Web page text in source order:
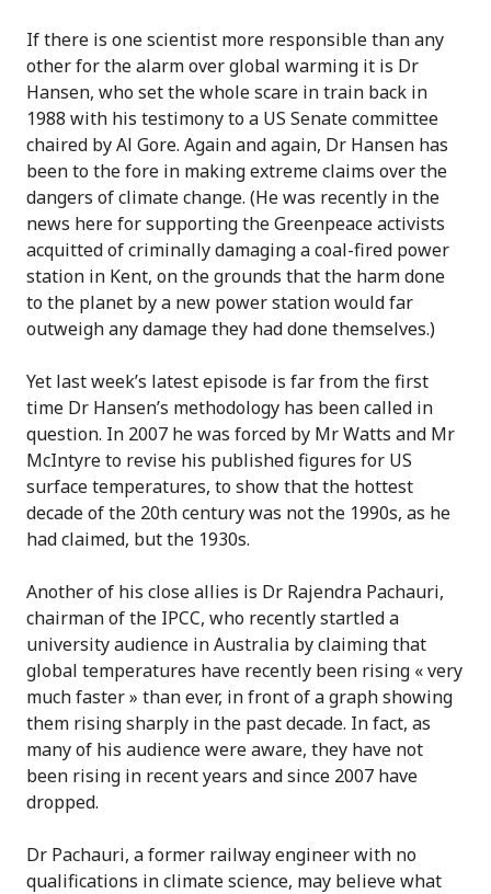
If there is one scientist more responsible than any
other for the alarm over global warming it is Dr
Hansen, who set the whole scare in train back in
1988 with his testimony to a US Senate committee
chaired by Al Gore. Again and again, Dr Hansen has
been to the fore in making extreme claims over the
dangers of climate change. (He was recently in the
news here for supporting the Greenpeace activists
acquitted of criminally damaging a coal-fired power
station in Kent, on the grounds that the harm done
to the planet by a new power station would far
outweigh any damage they had done themselves.)
Yet last week’s latest episode is far from the first
time Dr Hansen’s methodology has been called in
question. In 2007 he was forced by Mr Watts and Mr
McIntyre to revise his published figures for US
surface temperatures, to show that the hottest
decade of the 20th century was not the 1990s, as he
had claimed, but the 1930s.
Another of his close allies is Dr Rajendra Pachauri,
chairman of the IPCC, who recently startled a
university audience in Australia by claiming that
global temperatures have recently been rising « very
much faster » than ever, in front of a graph showing
them rising sharply in the past decade. In fact, as
many of his audience were aware, they have not
been rising in recent years and since 2007 have
dropped.
Dr Pachauri, a former railway engineer with no
qualifications in climate science, may believe what